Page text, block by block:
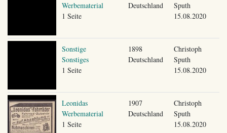
Werbematerial
1 Seite
Deutschland
Sputh
15.08.2020
Sonstige
Sonstiges
1 Seite
1898
Deutschland
Christoph
Sputh
15.08.2020
Leonidas
Werbematerial
1 Seite
1907
Deutschland
Christoph
Sputh
15.08.2020